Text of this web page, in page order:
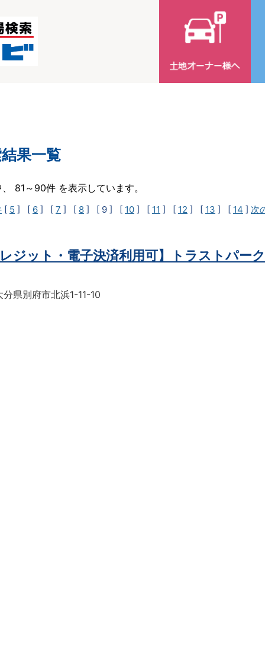
果一覧
81～90件 を表示しています。
[ 5 ] [ 6 ] [ 7 ] [ 8 ] [ 9 ] [ 10 ] [ 11 ] [ 12 ] [ 13 ] [ 14 ] 次
レジット・電子決済利用可】トラストパー
分県別府市北浜1-11-10